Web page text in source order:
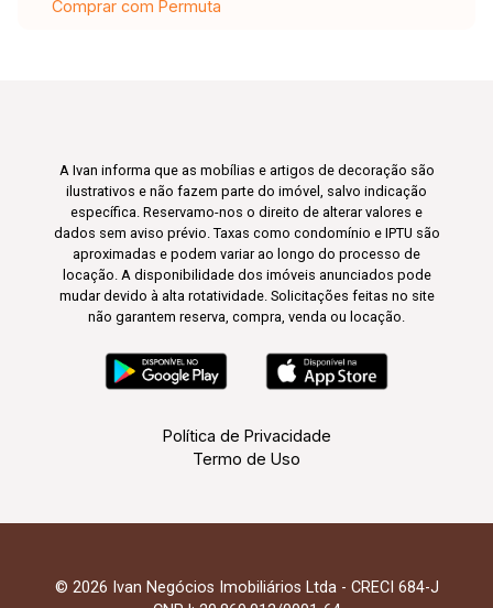
Comprar com Permuta
A Ivan informa que as mobílias e artigos de decoração são
ilustrativos e não fazem parte do imóvel, salvo indicação
específica. Reservamo-nos o direito de alterar valores e
dados sem aviso prévio. Taxas como condomínio e IPTU são
aproximadas e podem variar ao longo do processo de
locação. A disponibilidade dos imóveis anunciados pode
mudar devido à alta rotatividade. Solicitações feitas no site
não garantem reserva, compra, venda ou locação.
Política de Privacidade
Termo de Uso
© 2026 Ivan Negócios Imobiliários Ltda - CRECI 684-J